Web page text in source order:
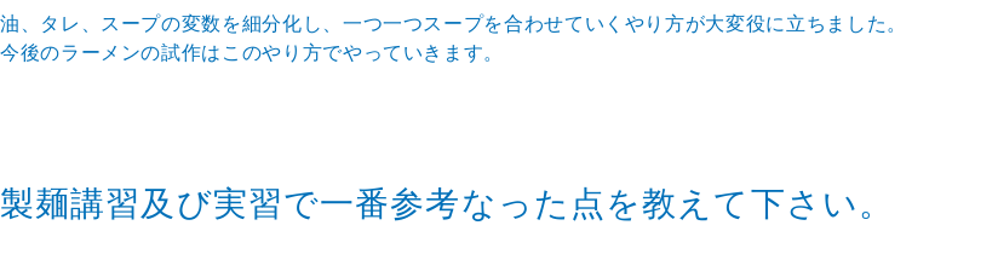
油、タレ、スープの変数を細分化し、一つ一つスープを合わせていくやり方が大変役に立ちました。
今後のラーメンの試作はこのやり方でやっていきます。
製麺講習及び実習で一番参考なった点を教えて下さい。